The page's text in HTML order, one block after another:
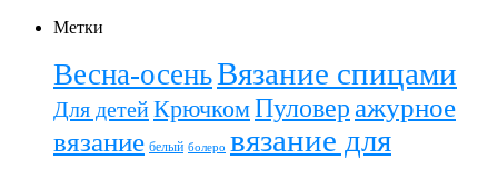
Метки
Весна-осеньВязание спицами
Для детейКрючкомПуловер ажурное
вязание белый болеро вязание для